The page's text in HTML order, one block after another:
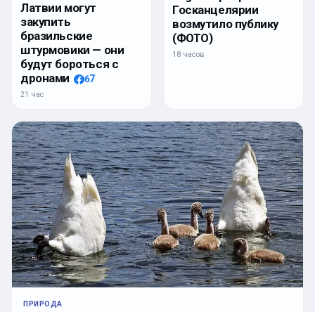
Латвии могут
закупить
бразильские
штурмовики — они
будут бороться с
дронами
67
21 час
Госканцелярии
возмутило публику
(ФОТО)
18 часов
ПРИРОДА